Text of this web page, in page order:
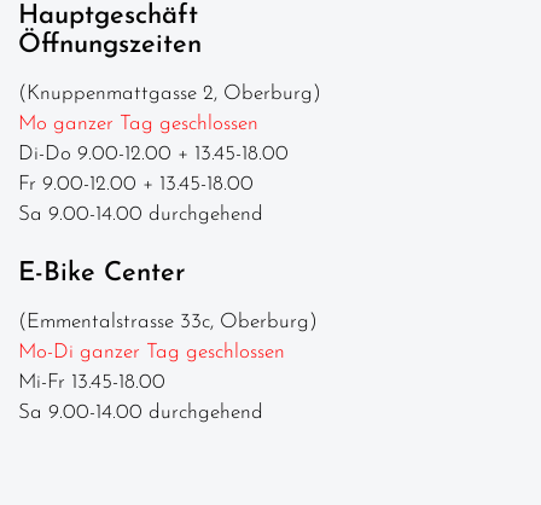
Hauptgeschäft
Öffnungszeiten
(Knuppenmattgasse 2, Oberburg)
Mo ganzer Tag geschlossen
Di-Do 9.00-12.00 + 13.45-18.00
Fr 9.00-12.00 + 13.45-18.00
Sa 9.00-14.00 durchgehend
E-Bike Center
(Emmentalstrasse 33c, Oberburg)
Mo-Di ganzer Tag geschlossen
Mi-Fr 13.45-18.00
Sa 9.00-14.00 durchgehend